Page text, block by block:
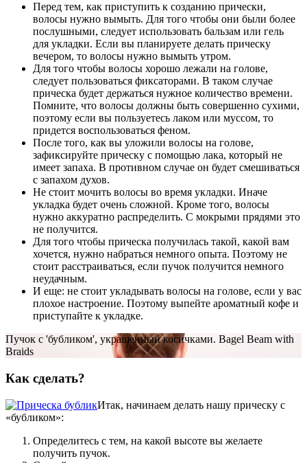
Перед тем, как приступить к созданию прически,
волосы нужно вымыть. Для того чтобы они были более
послушными, следует использовать бальзам или гель
для укладки. Если вы планируете делать прическу
вечером, то волосы нужно вымыть утром.
Для того чтобы волосы хорошо лежали на голове,
следует пользоваться фиксаторами. В таком случае
прическа будет держаться нужное количество времени.
Помните, что волосы должны быть совершенно сухими,
поэтому если вы пользуетесь лаком или муссом, то
придется воспользоваться феном.
После того, как вы уложили волосы на голове,
зафиксируйте прическу с помощью лака, который не
имеет запаха. В противном случае он будет смешиваться
с запахом духов.
Не стоит мочить волосы во время укладки. Иначе
укладка будет очень сложной. Кроме того, волосы
нужно аккуратно распределить. С мокрыми прядями это
не получится.
Для того чтобы прическа получилась такой, какой вам
хочется, нужно набраться немного опыта. Поэтому не
стоит расстраиваться, если пучок получится немного
неудачным.
И еще: не стоит укладывать волосы на голове, если у вас
плохое настроение. Поэтому выпейте ароматный кофе и
приступайте к укладке.
Пучок с 'бубликом', украшенный косичками. Bagel Beam with
Braids
Как сделать?
Итак, начинаем делать нашу прическу с
«бубликом»:
Определитесь с тем, на какой высоте вы желаете
получить пучок.